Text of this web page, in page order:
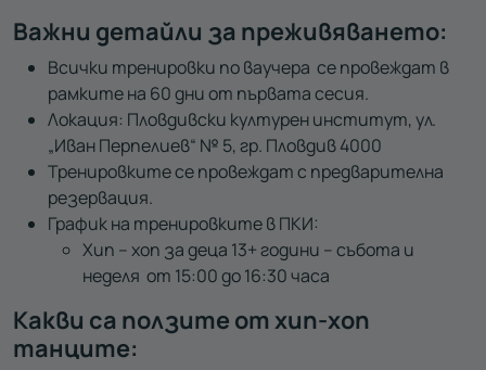
Важни детайли за преживяването:
Всички тренировки по ваучера се провеждат в
рамките на 60 дни от първата сесия.
Локация: Пловдивски културен институт, ул.
„Иван Перпелиев“ № 5, гр. Пловдив 4000
Тренировките се провеждат с предварителна
резервация.
График на тренировките в ПКИ:
Хип – хоп за деца 13+ години – събота и
неделя от 15:00 до 16:30 часа
Какви са ползите от хип-хоп
танците: